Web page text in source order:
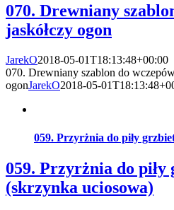
070. Drewniany
jaskółczy ogon
JarekO2018-05-01T18:13:48+00:00
070. Drewniany szablon do
ogonJarekO2018-05-
059. Przyrżnia do piły
059. Przyrżnia do
(skrzynka uciosowa)